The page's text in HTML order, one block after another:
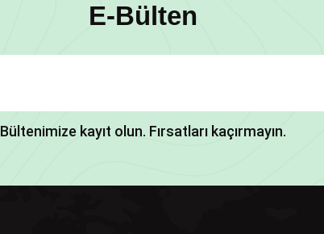
E-Bülten
Bültenimize kayıt olun. Fırsatları kaçırmayın.